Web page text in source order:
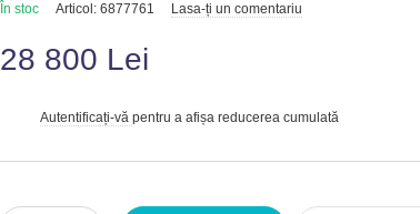
În stoc Articol: 6877761 Lasa-ți un comentariu
28 800 Lei
Autentificați-vă pentru a afișa reducerea cumulată